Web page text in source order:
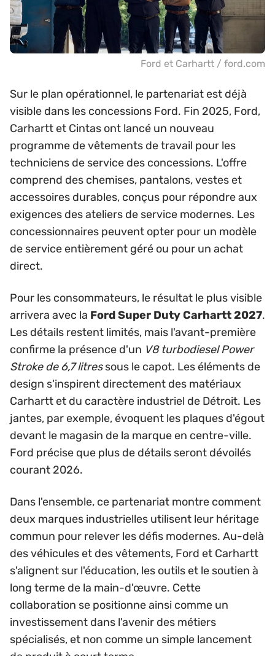
Ford et Carhartt / ford.com
Sur le plan opérationnel, le partenariat est déjà
visible dans les concessions Ford. Fin 2025, Ford,
Carhartt et Cintas ont lancé un nouveau
programme de vêtements de travail pour les
techniciens de service des concessions. L'offre
comprend des chemises, pantalons, vestes et
accessoires durables, conçus pour répondre aux
exigences des ateliers de service modernes. Les
concessionnaires peuvent opter pour un modèle
de service entièrement géré ou pour un achat
direct.
Pour les consommateurs, le résultat le plus visible
arrivera avec la Ford Super Duty Carhartt 2027.
Les détails restent limités, mais l'avant-première
confirme la présence d'un V8 turbodiesel Power
Stroke de 6,7 litressous le capot. Les éléments de
design s'inspirent directement des matériaux
Carhartt et du caractère industriel de Détroit. Les
jantes, par exemple, évoquent les plaques d'égout
devant le magasin de la marque en centre-ville.
Ford précise que plus de détails seront dévoilés
courant 2026.
Dans l'ensemble, ce partenariat montre comment
deux marques industrielles utilisent leur héritage
commun pour relever les défis modernes. Au-delà
des véhicules et des vêtements, Ford et Carhartt
s'alignent sur l'éducation, les outils et le soutien à
long terme de la main-d'œuvre. Cette
collaboration se positionne ainsi comme un
investissement dans l'avenir des métiers
spécialisés, et non comme un simple lancement